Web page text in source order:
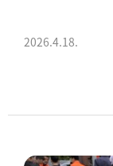
2026.4.18.